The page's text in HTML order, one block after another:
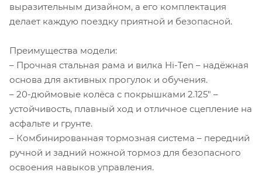
выразительным дизайном, а его комплектация
делает каждую поездку приятной и безопасной.
Преимущества модели:
– Прочная стальная рама и вилка Hi-Ten – надёжная
основа для активных прогулок и обучения.
– 20-дюймовые колёса с покрышками 2.125" –
устойчивость, плавный ход и отличное сцепление на
асфальте и грунте.
– Комбинированная тормозная система – передний
ручной и задний ножной тормоз для безопасного
освоения навыков управления.